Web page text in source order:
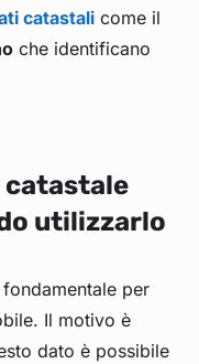
catastali come il
che identificano
catastale
utilizzarlo
per
Il motivo è
dato è possibile